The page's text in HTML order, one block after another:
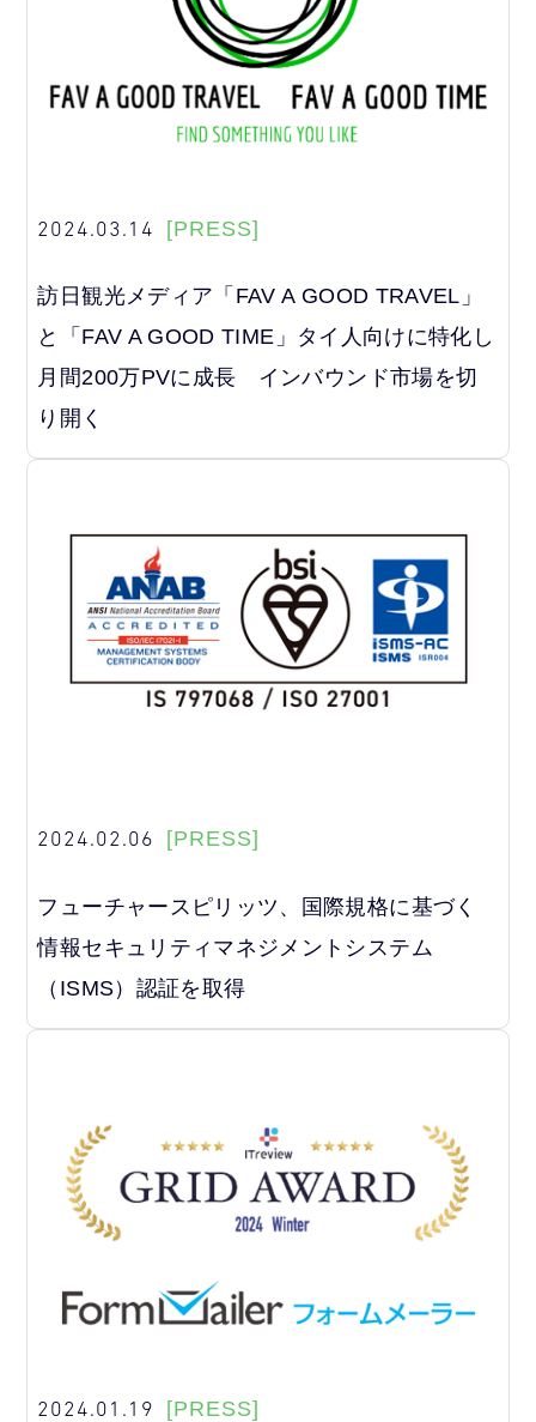
2024.03.14 [PRESS]
訪日観光メディア「FAV A GOOD TRAVEL」
と「FAV A GOOD TIME」タイ人向けに特化し
月間200万PVに成長 インバウンド市場を切
り開く
2024.02.06 [PRESS]
フューチャースピリッツ、国際規格に基づく
情報セキュリティマネジメントシステム
（ISMS）認証を取得
2024.01.19 [PRESS]